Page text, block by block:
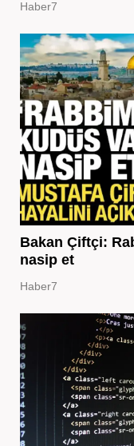
Haber7
Bakan Çiftçi:
nasip et
Haber7